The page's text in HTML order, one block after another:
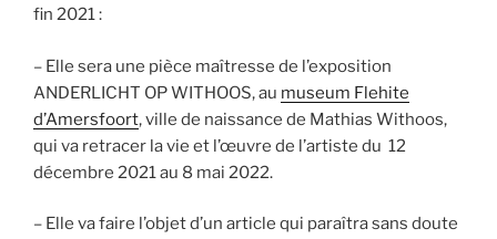
fin 2021 :
– Elle sera une pièce maîtresse de l’exposition
ANDERLICHT OP WITHOOS, au museum Flehite
d’Amersfoort, ville de naissance de Mathias Withoos,
qui va retracer la vie et l’œuvre de l’artiste du 12
décembre 2021 au 8 mai 2022.
– Elle va faire l’objet d’un article qui paraîtra sans doute